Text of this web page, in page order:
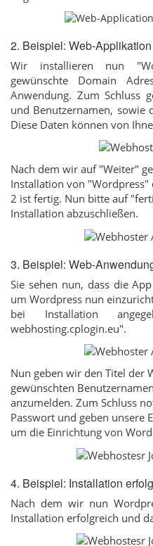
2. Beispiel: Web-
Wir installieren nun
gewünschte Domain
Anwendung. Zum Schluss
und Benutzernamen, sowie
Diese Daten können von
Nach dem wir auf "Weiter"
Installation von
2 ist fertig. Nun bitte auf
Installation abzuschließen.
3. Beispiel: Web-
Sie sehen nun, dass die
um Wordpress nun
bei Installation
webhosting.cplogin.eu".
Nun geben wir den Titel der
gewünschten
anzumelden. Zum Schluss
Passwort und geben unsere
um die Einrichtung von
4. Beispiel: Installation
Nach dem wir nun
Installation erfolgreich und